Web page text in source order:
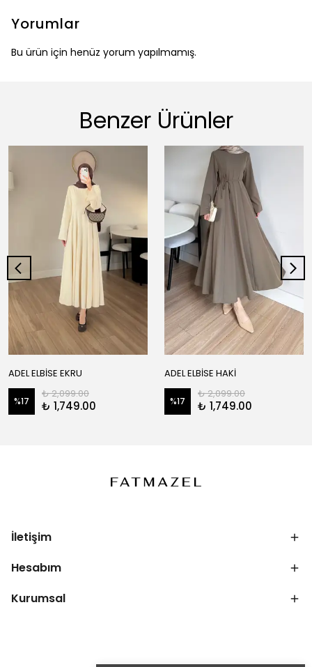
Yorumlar
Bu ürün için henüz yorum yapılmamış.
Benzer Ürünler
ADEL ELBİSE EKRU
%17
₺ 2,099.00
₺ 1,749.00
ADEL ELBİSE HAKİ
%17
₺ 2,099.00
₺ 1,749.00
İletişim
Hesabım
Kurumsal